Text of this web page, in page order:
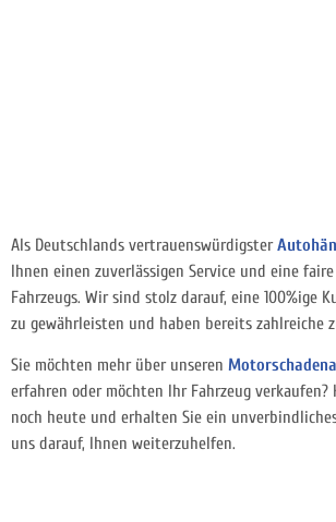
Als Deutschlands vertrauenswürdigster
Ihnen einen zuverlässigen Service und eine
Fahrzeugs. Wir sind stolz darauf, eine 100%ige
zu gewährleisten und haben bereits zahlreiche
Sie möchten mehr über unseren
erfahren oder möchten Ihr Fahrzeug
noch heute und erhalten Sie ein
uns darauf, Ihnen weiterzuhelfen.